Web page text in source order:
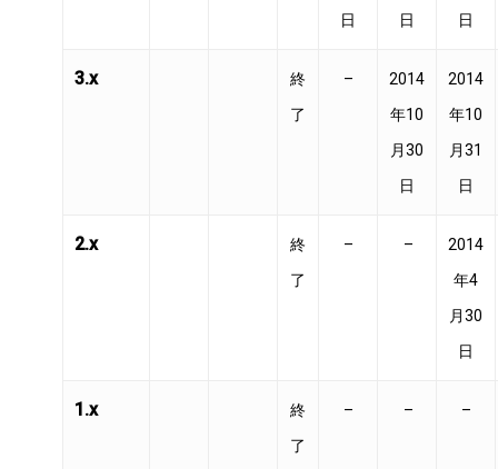
日
日
日
3.x
終
了
–
2014
年10
月30
日
2014
年10
月31
日
2.x
終
了
– –
2014
年4
月30
日
1.x
終
了
– – –